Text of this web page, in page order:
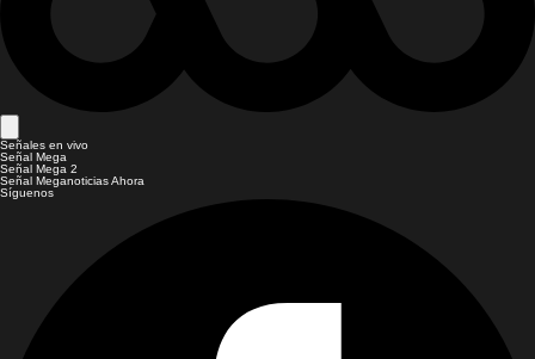
Señales en vivo
Señal Mega
Señal Mega 2
Señal Meganoticias Ahora
Síguenos